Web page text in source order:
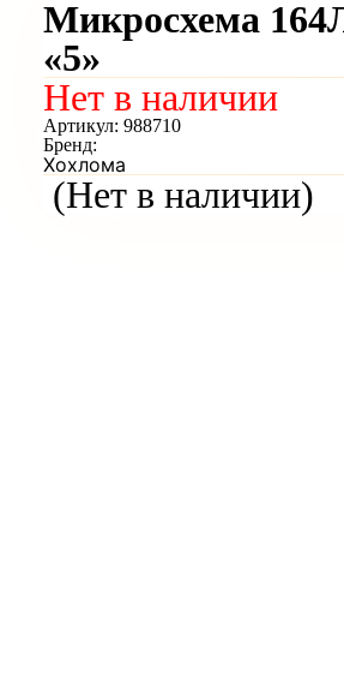
Микросхема
«5»
(Нет в наличии)
Нет в наличии
Артикул: 988710
Бренд:
Хохлома